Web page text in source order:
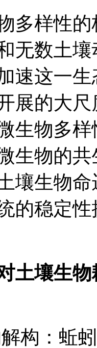
多样性
无数土
速这一
展的大
生物多
生物的
壤生物
的稳定
土壤生
构：蚯